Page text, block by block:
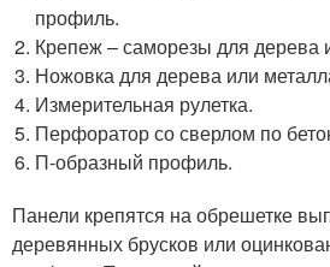
профиль.
Крепеж – саморезы для дерева
Ножовка для дерева или
Измерительная рулетка.
Перфоратор со сверлом по
П-образный профиль.
Панели крепятся на обрешетке
деревянных брусков или